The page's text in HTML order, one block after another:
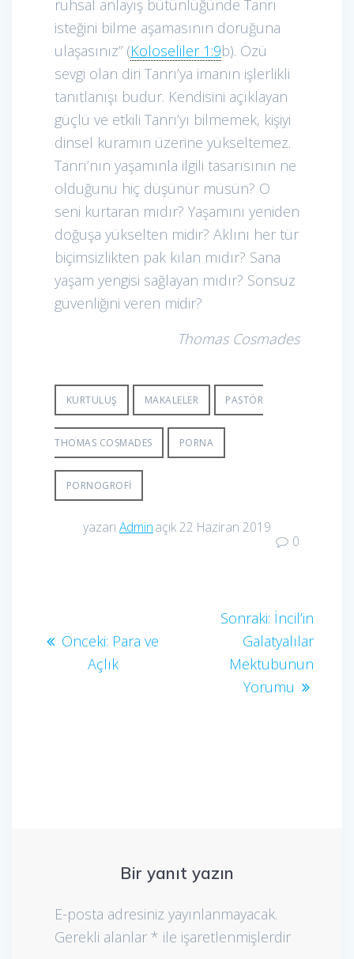
ruhsal anlayış bütünlüğünde Tanrı
isteğini bilme aşamasının doruğuna
ulaşasınız” (Koloseliler 1:9b). Özü
sevgi olan diri Tanrı’ya imanın işlerlikli
tanıtlanışı budur. Kendisini açıklayan
güçlü ve etkili Tanrı’yı bilmemek, kişiyi
dinsel kuramın üzerine yükseltemez.
Tanrı’nın yaşamınla ilgili tasarısının ne
olduğunu hiç düşünür müsün? O
seni kurtaran mıdır? Yaşamını yeniden
doğuşa yükselten midir? Aklını her tür
biçimsizlikten pak kılan mıdır? Sana
yaşam yengisi sağlayan mıdır? Sonsuz
güvenliğini veren midir?
Thomas Cosmades
KURTULUŞ MAKALELER PASTÖR
THOMAS COSMADES PORNA
PORNOGROFI
yazarıAdminaçık 22 Haziran 2019
0
gezinmesi
Önceki: Önceki
yazı:
Para ve
Açlık
Sonraki: Sonraki
yazı:
İncil’in
Galatyalılar
Mektubunun
Yorumu
Bir yanıt yazın
E-posta adresiniz yayınlanmayacak.
Gerekli alanlar * ile işaretlenmişlerdir